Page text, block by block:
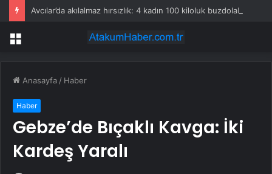
Menü
Anasayfa / Haber
Haber
Gebze’de Bıçaklı Kavga: İki
Kardeş Yaralı